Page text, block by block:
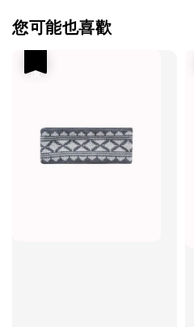
您可能也喜歡